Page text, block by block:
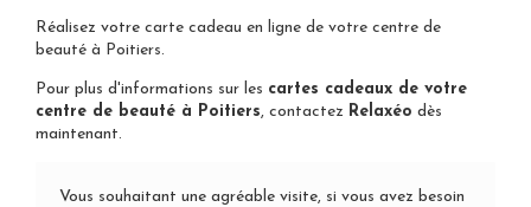
Réalisez votre carte cadeau en ligne de votre centre de
beauté à Poitiers.
Pour plus d'informations sur les cartes cadeaux de votre
centre de beauté à Poitiers, contactez Relaxéo dès
maintenant.
Vous souhaitant une agréable visite, si vous avez besoin